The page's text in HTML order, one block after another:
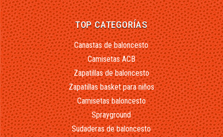
TOP CATEGORÍAS
Canastas de baloncesto
Camisetas ACB
Zapatillas de baloncesto
Zapatillas basket para niños
Camisetas baloncesto
Sprayground
Sudaderas de baloncesto